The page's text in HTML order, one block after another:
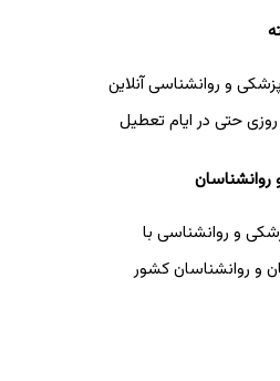
و روانشناسی آنلاین
حتی در ایام تعطیل
روانشناسان
و روانشناسی با
و روانشناسان کشور